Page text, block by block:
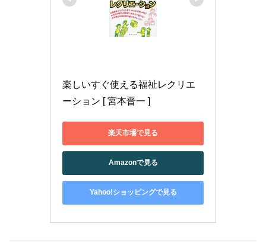
楽しいすぐ使える福祉レクリエ
ーション [ 宮本晋一 ]
楽天市場で見る
Amazonで見る
Yahoo!ショッピングで見る